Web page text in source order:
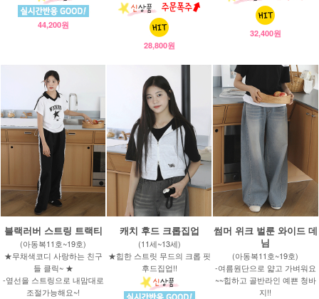
44,200원
28,800원
32,400원
블랙러버 스트링 트랙티
(아동복11호~19호)
★무채색코디 사랑하는 친구
들 클릭~ ★
-옆선을 스트링으로 내맘대로
조절가능해요~!
캐치 후드 크롭집업
(11세~13세)
★힙한 스트릿 무드의 크롭 핏
후드집업!!
썸머 위크 벌룬 와이드 데
님
(아동복11호~19호)
-여름원단으로 얇고 가벼워요
~~힙하고 골반라인 예쁜 청바
지!!